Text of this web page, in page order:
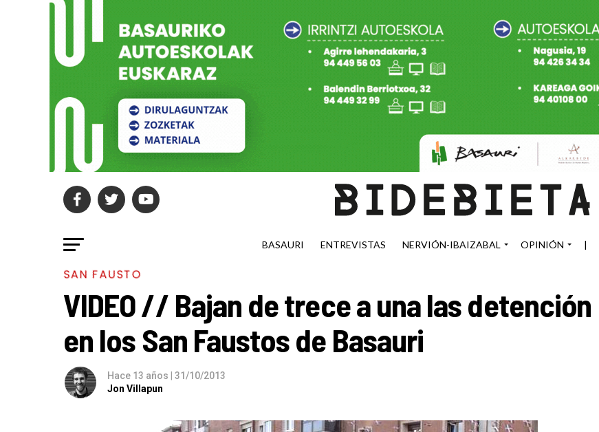
BASAURI ENTREVISTAS NERVIÓN-IBAIZABAL OPINIÓN |
SAN FAUSTO
VIDEO // Bajan de trece a una las detención
en los San Faustos de Basauri
Hace 13 años | 31/10/2013
Jon Villapun